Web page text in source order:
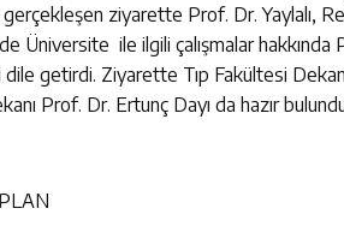
gerçekleşen ziyarette Prof. Dr. Yaylalı,
Üniversite ile ilgili çalışmalar hakkında
getirdi. Ziyarette Tıp Fakültesi
Prof. Dr. Ertunç Dayı da hazır